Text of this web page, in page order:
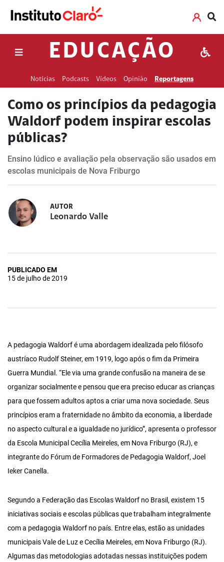
EDUCAÇÃO
Notícias Podcasts Vídeos Opinião Reportagens
Como os princípios da pedagogia
Waldorf podem inspirar escolas
públicas?
Ensino lúdico e avaliação pela observação são usados em
escolas municipais de Nova Friburgo
AUTOR
Leonardo Valle
PUBLICADO EM
15 de julho de 2019
A pedagogia Waldorf é uma abordagem idealizada pelo filósofo
austríaco Rudolf Steiner, em 1919, logo após o fim da Primeira
Guerra Mundial. “Ele via uma grande confusão na maneira de se
organizar socialmente e pensou que era preciso educar as crianças
para que fossem adultos aptos a criar uma nova sociedade. Seus
princípios eram a fraternidade no âmbito da economia, a liberdade
no aspecto cultural e a igualdade no jurídico”, apresenta o professor
da Escola Municipal Cecília Meireles, em Nova Friburgo (RJ), e
integrante do Fórum de Formadores de Pedagogia Waldorf, Joel
Ieker Canella.
Segundo a Federação das Escolas Waldorf no Brasil, existem 15
iniciativas sociais e escolas públicas que trabalham integralmente
com a pedagogia Waldorf no país. Entre elas, estão as unidades
municipais Vale de Luz e Cecília Meireles, em Nova Friburgo (RJ).
Algumas das metodologias adotadas nessas instituições podem